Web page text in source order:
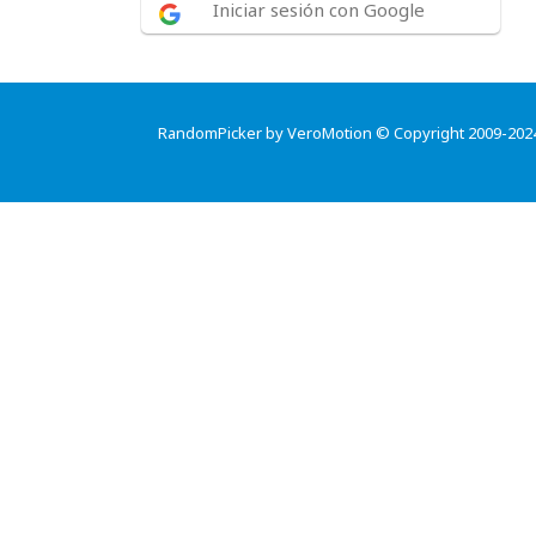
Iniciar sesión con Google
RandomPicker by VeroMotion © Copyright 2009-